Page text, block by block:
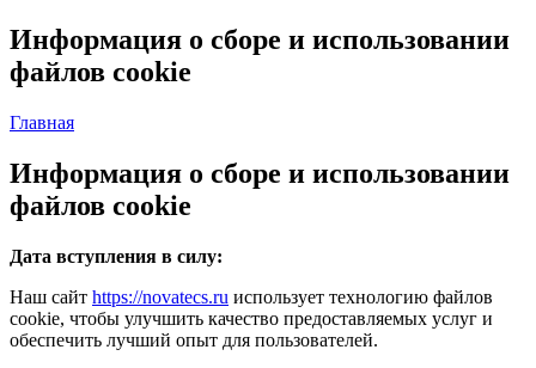
Информация о сборе и использовании
файлов cookie
Главная
Информация о сборе и использовании
файлов cookie
Дата вступления в силу:
Наш сайт https://novatecs.ru использует технологию файлов
cookie, чтобы улучшить качество предоставляемых услуг и
обеспечить лучший опыт для пользователей.